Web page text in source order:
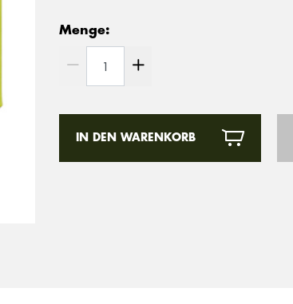
Menge:
IN DEN WARENKORB